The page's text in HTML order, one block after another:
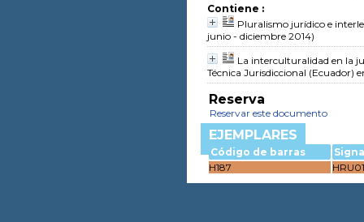
Contiene :
Pluralismo jurídico e
junio - diciembre 2014)
La interculturalidad en la
Técnica Jurisdiccional (Ecuador)
Reserva
Reservar este documento
EJEMPLARES
Código de barras
H187